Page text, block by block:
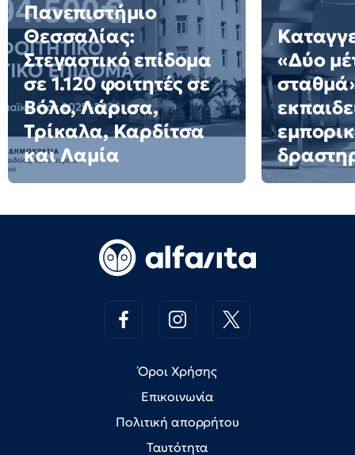
Πανεπιστήμιο
Θεσσαλίας:
Στεγαστικό επίδομα
σε 1.120 φοιτητές σε
Βόλο, Λάρισα,
Τρίκαλα, Καρδίτσα
και Λαμία
«Δύο
Όροι Χρήσης
Επικοινωνία
Πολιτική απορρήτου
Ταυτότητα